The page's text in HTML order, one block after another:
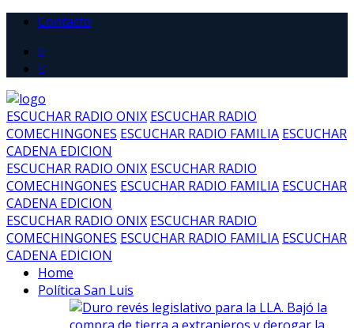
Contacto
ESCUCHAR RADIO ONIX ESCUCHAR RADIO
COMECHINGONES ESCUCHAR RADIO FAMILIA ESCUCHAR
CADENA EDICION
ESCUCHAR RADIO ONIX ESCUCHAR RADIO
COMECHINGONES ESCUCHAR RADIO FAMILIA ESCUCHAR
CADENA EDICION
ESCUCHAR RADIO ONIX ESCUCHAR RADIO
COMECHINGONES ESCUCHAR RADIO FAMILIA ESCUCHAR
CADENA EDICION
Home
Política San Luis